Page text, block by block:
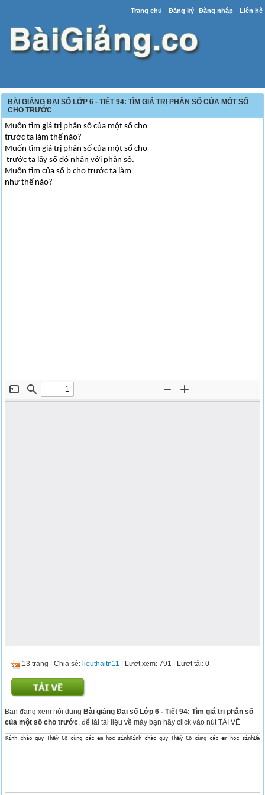
Trang chủ Đăng ký Đăng nhập Liên hệ
BÀI GIẢNG ĐẠI SỐ LỚP 6 - TIẾT 94: TÌM GIÁ TRỊ PHÂN SỐ CỦA MỘT SỐ
CHO TRƯỚC
Muốn tìm giá trị phân số của một số cho
trước ta làm thế nào?
Muốn tìm giá trị phân số của một số cho
trước ta lấy số đó nhân với phân số.
Muốn tìm của số b cho trước ta làm
như thế nào?
13 trang |Chia sẻ: lieuthaitn11 | Lượt xem: 791 | Lượt tải: 0
Bạn đang xem nội dungBài giảng Đại số Lớp 6 - Tiết 94: Tìm giá trị phân số
của một số cho trước , để tải tài liệu về máy bạn hãy click vào nút TẢI VỀ